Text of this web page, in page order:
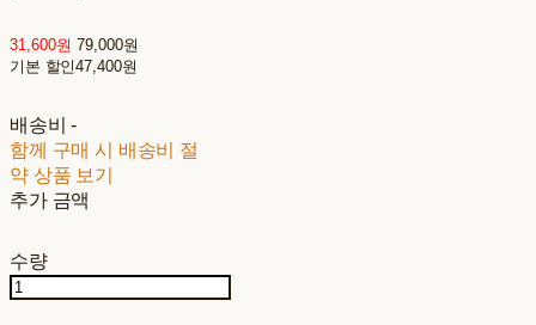
31,600원 79,000원
기본 할인47,400원
배송비-
함께 구매 시 배송비 절
약 상품 보기
추가 금액
수량